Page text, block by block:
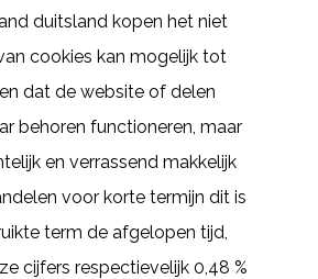
duitsland kopen het niet
cookies kan mogelijk tot
dat de website of delen
behoren functioneren, maar
en verrassend makkelijk
voor korte termijn dit is
term de afgelopen tijd,
cijfers respectievelijk 0,48 %